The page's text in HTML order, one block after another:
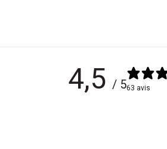
4,5 / 563 avis